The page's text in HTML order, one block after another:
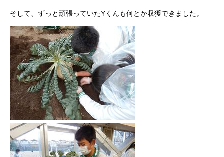
そして、ずっと頑張っていたYくんも何とか収獲できました。